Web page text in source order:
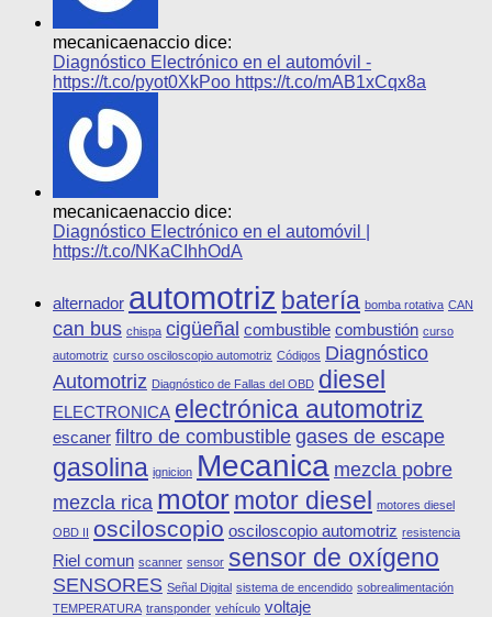
mecanicaenaccio dice:
Diagnóstico Electrónico en el automóvil -
https://t.co/pyot0XkPoo https://t.co/mAB1xCqx8a
mecanicaenaccio dice:
Diagnóstico Electrónico en el automóvil |
https://t.co/NKaCIhhOdA
alternador automotriz batería bomba rotativa CAN
can bus chispa cigüeñal combustible combustión curso
automotriz curso osciloscopio automotriz Códigos Diagnóstico
Automotriz Diagnóstico de Fallas del OBD diesel
ELECTRONICA electrónica automotriz
escaner filtro de combustiblegases de escape
gasolina ignicion Mecanica mezcla pobre
mezcla rica motormotor diesel motores diesel
OBD II osciloscopio osciloscopio automotriz resistencia
Riel comun scanner sensor sensor de oxígeno
SENSORES Señal Digital sistema de encendido sobrealimentación
TEMPERATURA transponder vehículo voltaje